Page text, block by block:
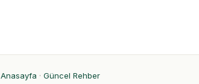
Anasayfa · Güncel Rehber